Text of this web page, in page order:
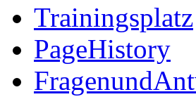
Trainingsplatz
PageHistory